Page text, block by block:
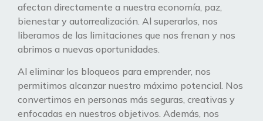
afectan directamente a nuestra economía, paz,
bienestar y autorrealización. Al superarlos, nos
liberamos de las limitaciones que nos frenan y nos
abrimos a nuevas oportunidades.
Al eliminar los bloqueos para emprender, nos
permitimos alcanzar nuestro máximo potencial. Nos
convertimos en personas más seguras, creativas y
enfocadas en nuestros objetivos. Además, nos